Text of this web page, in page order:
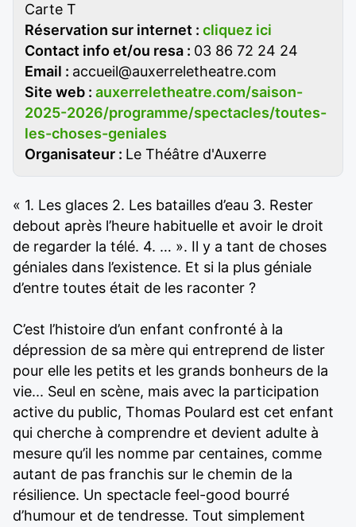
Carte T
Réservation sur internet : cliquez ici
Contact info et/ou resa : 03 86 72 24 24
Email : accueil@auxerreletheatre.com
Site web : auxerreletheatre.com/saison-
2025-2026/programme/spectacles/toutes-
les-choses-geniales
Organisateur : Le Théâtre d'Auxerre
« 1. Les glaces 2. Les batailles d’eau 3. Rester
debout après l’heure habituelle et avoir le droit
de regarder la télé. 4. … ». Il y a tant de choses
géniales dans l’existence. Et si la plus géniale
d’entre toutes était de les raconter ?
C’est l’histoire d’un enfant confronté à la
dépression de sa mère qui entreprend de lister
pour elle les petits et les grands bonheurs de la
vie... Seul en scène, mais avec la participation
active du public, Thomas Poulard est cet enfant
qui cherche à comprendre et devient adulte à
mesure qu’il les nomme par centaines, comme
autant de pas franchis sur le chemin de la
résilience. Un spectacle feel-good bourré
d’humour et de tendresse. Tout simplement